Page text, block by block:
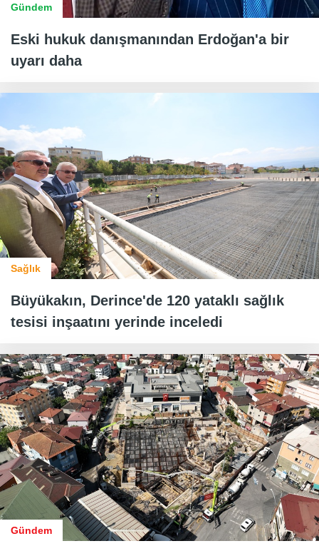
Gündem
Eski hukuk danışmanından Erdoğan'a bir
uyarı daha
Sağlık
Büyükakın, Derince'de 120 yataklı sağlık
tesisi inşaatını yerinde inceledi
Gündem